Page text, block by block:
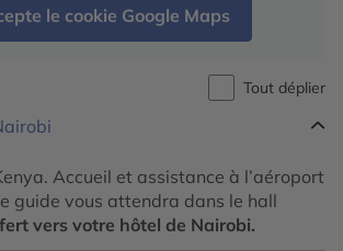
le cookie Google Maps
Tout déplier
Accueil et assistance à l’aéroport
guide vous attendra dans le hall
vers votre hôtel de Nairobi.